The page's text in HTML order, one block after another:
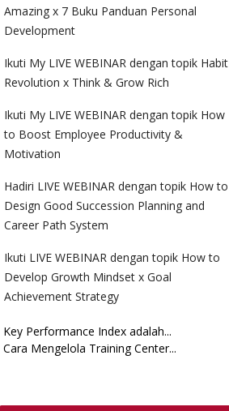
Amazing x 7 Buku Panduan Personal
Development
Ikuti My LIVE WEBINAR dengan topik Habit
Revolution x Think & Grow Rich
Ikuti My LIVE WEBINAR dengan topik How
to Boost Employee Productivity &
Motivation
Hadiri LIVE WEBINAR dengan topik How to
Design Good Succession Planning and
Career Path System
Ikuti LIVE WEBINAR dengan topik How to
Develop Growth Mindset x Goal
Achievement Strategy
Key Performance Index adalah...
Cara Mengelola Training Center...